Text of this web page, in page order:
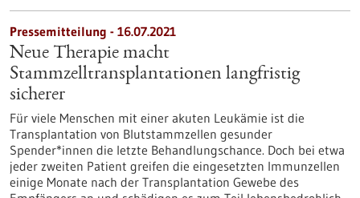
Pressemitteilung - 16.07.2021
Neue Therapie macht
Stammzelltransplantationen langfristig
sicherer
Für viele Menschen mit einer akuten Leukämie ist die
Transplantation von Blutstammzellen gesunder
Spender*innen die letzte Behandlungschance. Doch bei etwa
jeder zweiten Patient greifen die eingesetzten Immunzellen
einige Monate nach der Transplantation Gewebe des